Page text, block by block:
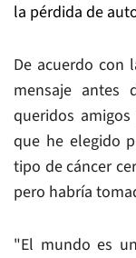
la pérdida de
De acuerdo con
mensaje antes
queridos
que he elegido
tipo de cáncer
pero habría
"El mundo es